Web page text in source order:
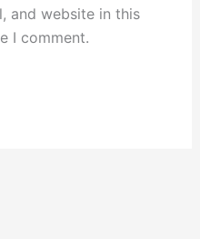
and website in this
I comment.